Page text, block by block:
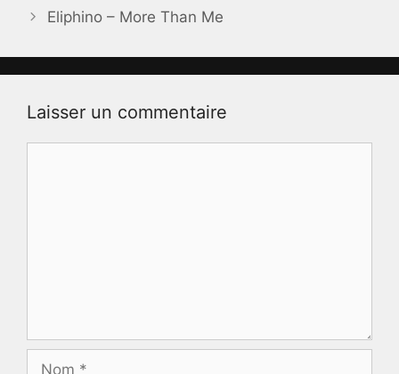
Eliphino – More Than Me
Laisser un commentaire